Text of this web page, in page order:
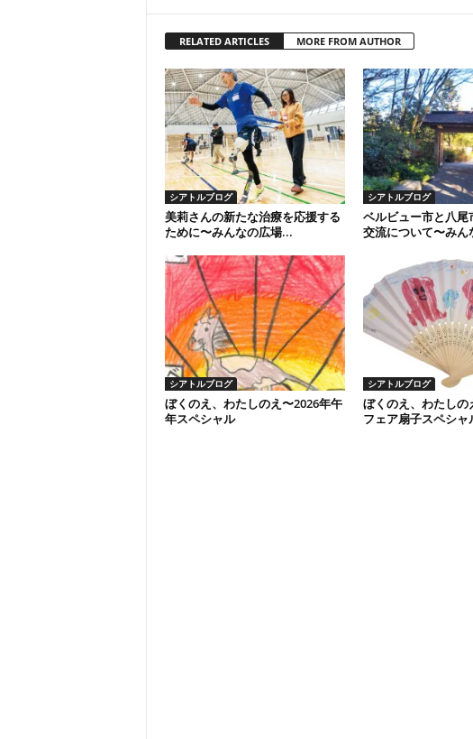
RELATED ARTICLES MORE FROM AUTHOR
シアトルブログ
美莉さんの新たな治療を応援する
ために〜みんなの広場...
シアトルブログ
ベルビュー市と八尾
交流について〜みん
シアトルブログ
ぼくのえ、わたしのえ〜2026年午
年スペシャル
シアトルブログ
ぼくのえ、わたしの
フェア扇子スペシャ